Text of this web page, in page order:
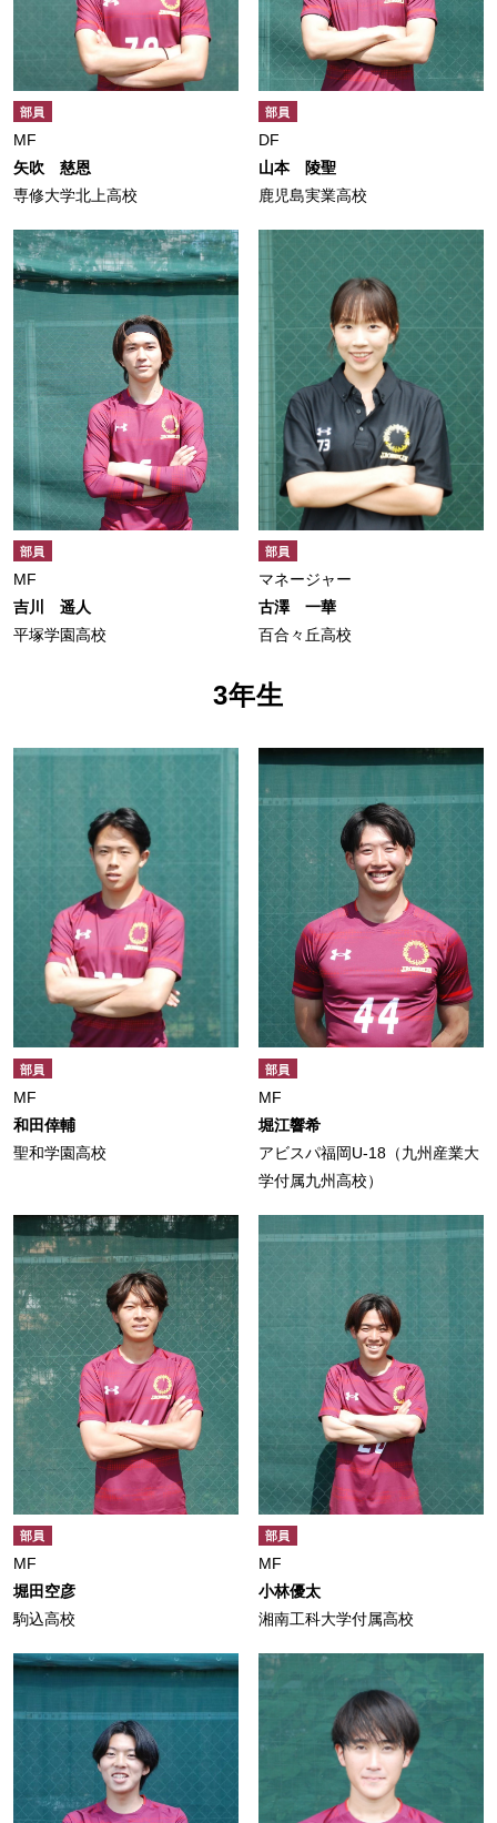
部員
MF
矢吹 慈恩
専修大学北上高校
部員
DF
山本 陵聖
鹿児島実業高校
部員
MF
吉川 遥人
平塚学園高校
部員
マネージャー
古澤 一華
百合々丘高校
3年生
部員
MF
和田倖輔
聖和学園高校
部員
MF
堀江響希
アビスパ福岡U-18（九州産業大
学付属九州高校）
部員
MF
堀田空彦
駒込高校
部員
MF
小林優太
湘南工科大学付属高校